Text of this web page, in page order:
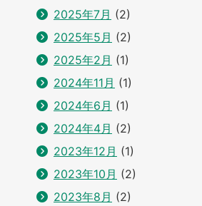
2025年7月 (2)
2025年5月 (2)
2025年2月 (1)
2024年11月 (1)
2024年6月 (1)
2024年4月 (2)
2023年12月 (1)
2023年10月 (2)
2023年8月 (2)